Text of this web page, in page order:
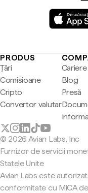
PRODUS
Țări
Comisioane
Cripto
Convertor valutar
Cariere
Blog
Presă
© 2026 Avian Labs, Inc
Furnizor de servicii
Statele Unite
Avian Labs este
conformitate cu MiCA